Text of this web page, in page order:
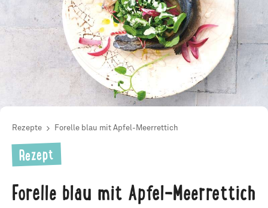
Rezepte Forelle blau mit Apfel-Meerrettich
Rezept
Forelle blau mit Apfel-Meerrettich